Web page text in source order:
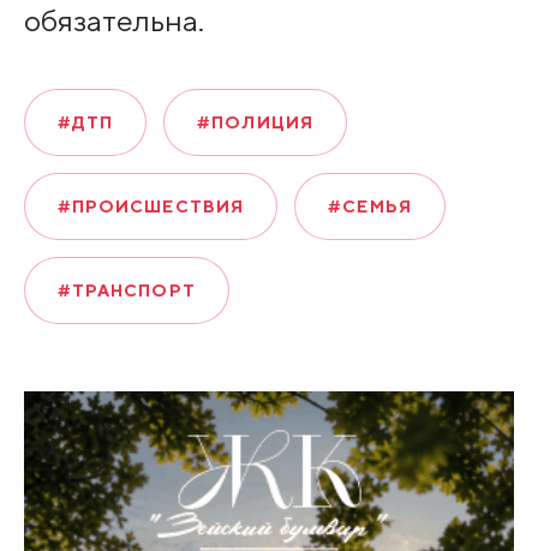
обязательна.
#ДТП #ПОЛИЦИЯ
#ПРОИСШЕСТВИЯ #СЕМЬЯ
#ТРАНСПОРТ